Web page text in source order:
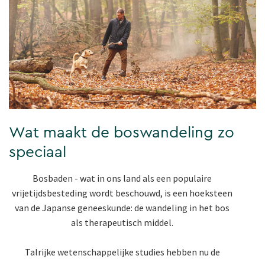
Wat maakt de boswandeling zo
speciaal
Bosbaden - wat in ons land als een populaire
vrijetijdsbesteding wordt beschouwd, is een hoeksteen
van de Japanse geneeskunde: de wandeling in het bos
als therapeutisch middel.
Talrijke wetenschappelijke studies hebben nu de